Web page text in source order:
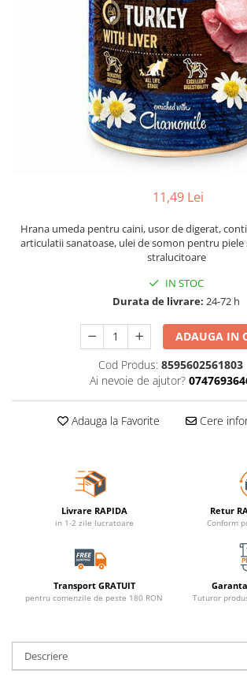
11,49 Lei
Hrana umeda pentru caini, usor de digerat,
articulatii sanatoase, ulei de somon pentru piele
stralucitoare
IN STOC
Durata de livrare: 24-72 h
ADAUGA IN
Cod Produs: 8595602561803
Ai nevoie de ajutor?
Adauga la Favorite Cere
Livrare RAPIDA
in 1-2 zile lucratoare
Retur
Conform
Transport GRATUIT
pentru comenzile de peste 180 RON Tuturor
Descriere